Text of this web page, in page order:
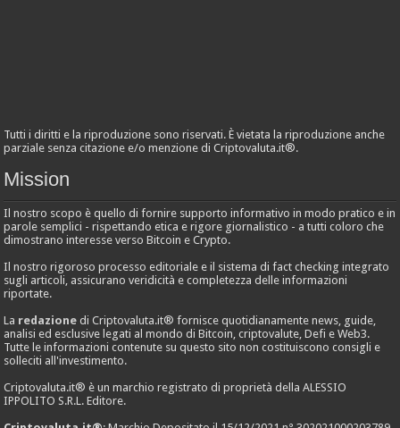
Tutti i diritti e la riproduzione sono riservati. È vietata la riproduzione anche
parziale senza citazione e/o menzione di Criptovaluta.it®.
Mission
Il nostro scopo è quello di fornire supporto informativo in modo pratico e in
parole semplici - rispettando etica e rigore giornalistico - a tutti coloro che
dimostrano interesse verso Bitcoin e Crypto.
Il nostro rigoroso processo editoriale e il sistema di fact checking integrato
sugli articoli, assicurano veridicità e completezza delle informazioni
riportate.
La redazione di Criptovaluta.it® fornisce quotidianamente news, guide,
analisi ed esclusive legati al mondo di Bitcoin, criptovalute, Defi e Web3.
Tutte le informazioni contenute su questo sito non costituiscono consigli e
solleciti all'investimento.
Criptovaluta.it® è un marchio registrato di proprietà della ALESSIO
IPPOLITO S.R.L. Editore.